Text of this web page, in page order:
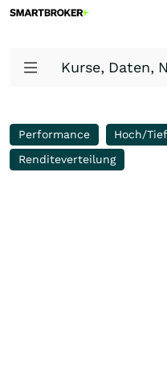
Kurse, Daten,
Performance Hoch/Tief
Renditeverteilung